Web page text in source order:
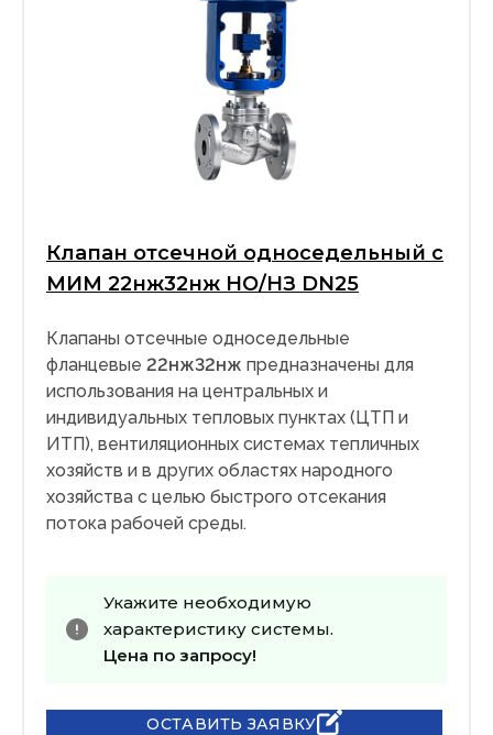
Клапан отсечной односедельный с
МИМ 22нж32нж НО/НЗ DN25
Клапаны отсечные односедельные
фланцевые 22нж32нж предназначены для
использования на центральных и
индивидуальных тепловых пунктах (ЦТП и
ИТП), вентиляционных системах тепличных
хозяйств и в других областях народного
хозяйства с целью быстрого отсекания
потока рабочей среды.
Укажите необходимую
характеристику системы.
Цена по запросу!
ОСТАВИТЬ ЗАЯВКУ